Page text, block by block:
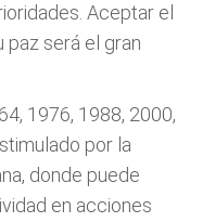
Aceptar el
paz será el gran
1976, 1988, 2000,
por la
donde puede
en acciones